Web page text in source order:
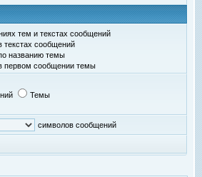
тем и текстах сообщений
текстах сообщений
названию темы
первом сообщении темы
Темы
символов сообщений